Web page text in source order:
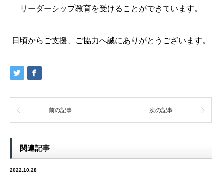
リーダーシップ教育を受けることができています。
日頃からご支援、ご協力へ誠にありがとうございます。
前の記事 次の記事
関連記事
2022.10.28